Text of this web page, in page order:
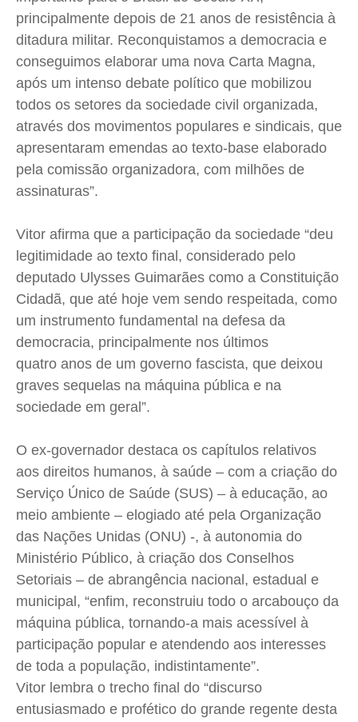
principalmente depois de 21 anos de resistência à
ditadura militar. Reconquistamos a democracia e
conseguimos elaborar uma nova Carta Magna,
após um intenso debate político que mobilizou
todos os setores da sociedade civil organizada,
através dos movimentos populares e sindicais, que
apresentaram emendas ao texto-base elaborado
pela comissão organizadora, com milhões de
assinaturas”.
Vitor afirma que a participação da sociedade “deu
legitimidade ao texto final, considerado pelo
deputado Ulysses Guimarães como a Constituição
Cidadã, que até hoje vem sendo respeitada, como
um instrumento fundamental na defesa da
democracia, principalmente nos últimos
quatro anos de um governo fascista, que deixou
graves sequelas na máquina pública e na
sociedade em geral”.
O ex-governador destaca os capítulos relativos
aos direitos humanos, à saúde – com a criação do
Serviço Único de Saúde (SUS) – à educação, ao
meio ambiente – elogiado até pela Organização
das Nações Unidas (ONU) -, à autonomia do
Ministério Público, à criação dos Conselhos
Setoriais – de abrangência nacional, estadual e
municipal, “enfim, reconstruiu todo o arcabouço da
máquina pública, tornando-a mais acessível à
participação popular e atendendo aos interesses
de toda a população, indistintamente”.
Vitor lembra o trecho final do “discurso
entusiasmado e profético do grande regente desta